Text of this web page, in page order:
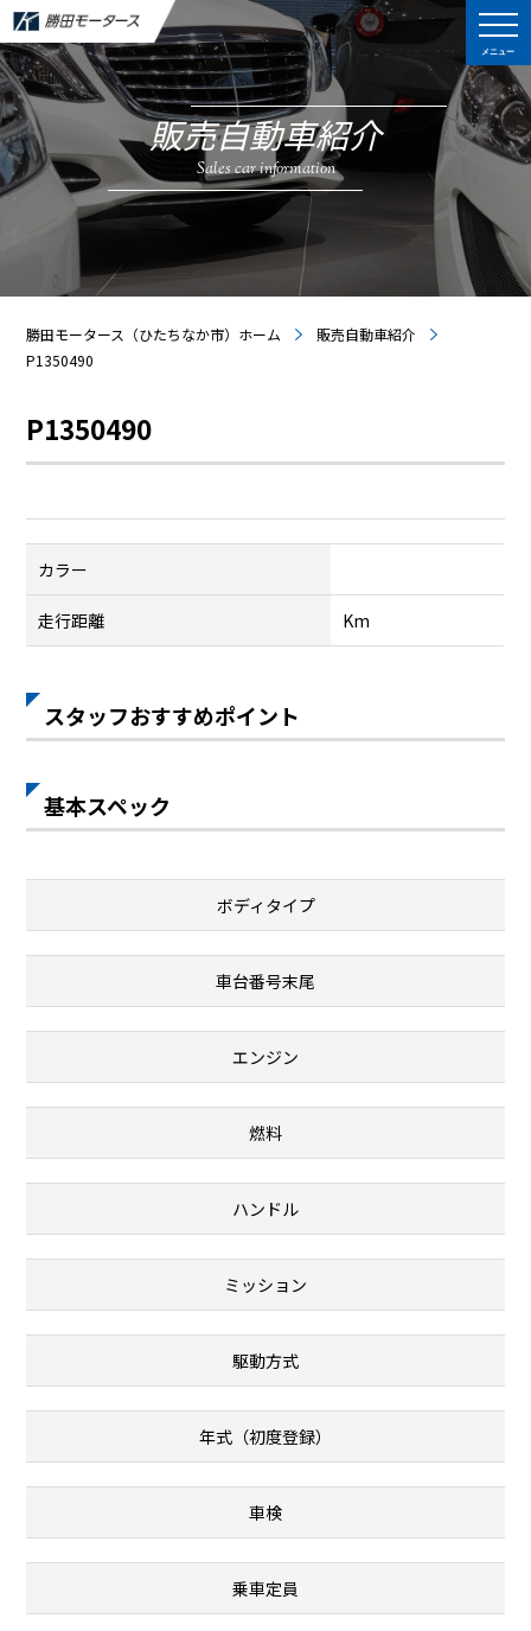
メニュー
販売自動車紹介
Sales car information
勝田モータース（ひたちなか市）ホーム
販売自動車紹介
P1350490
P1350490
カラー
走行距離 Km
スタッフおすすめポイント
基本スペック
ボディタイプ
車台番号末尾
エンジン
燃料
ハンドル
ミッション
駆動方式
年式（初度登録）
車検
乗車定員